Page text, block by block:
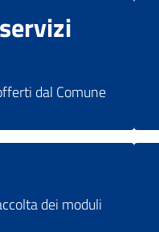
dal Comune
dei moduli